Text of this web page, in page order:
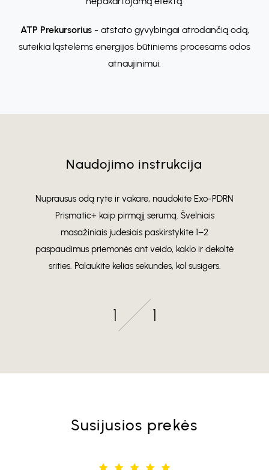
ATP Prekursorius- atstato gyvybingai atrodančią odą,
suteikia ląstelėms energijos būtiniems procesams odos
atnaujinimui.
Naudojimo instrukcija
Nuprausus odą ryte ir vakare, naudokite Exo-PDRN
Prismatic+ kaip pirmąjį serumą. Švelniais
masažiniais judesiais paskirstykite 1–2
paspaudimus priemonės ant veido, kaklo ir dekoltė
srities. Palaukite kelias sekundes, kol susigers.
1 1
Susijusios prekės